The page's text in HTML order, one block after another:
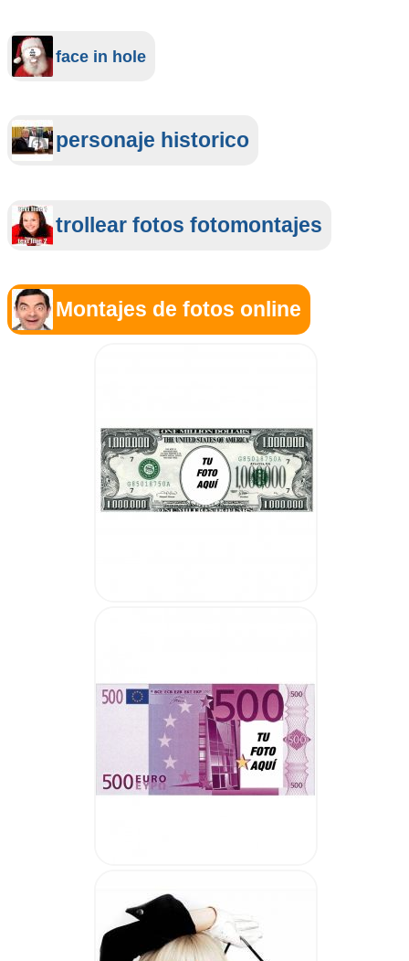
face in hole
personaje historico
trollear fotos fotomontajes
Montajes de fotos online